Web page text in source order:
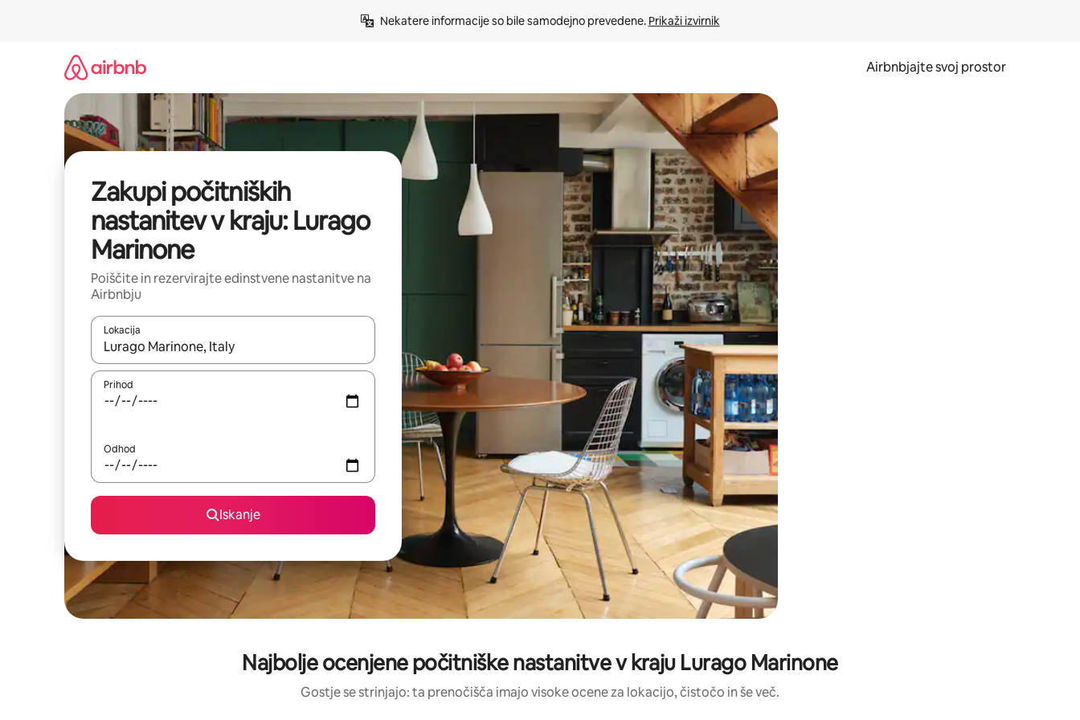
Nekatere informacije so bile samodejno prevedene. Prikaži izvirnik
Airbnbjajte svoj prostor
Zakupi počitniških
nastanitev v kraju: Lurago
Marinone
Poiščite in rezervirajte edinstvene nastanitve na
Airbnbju
Lokacija
Ko so rezultati na voljo, krmarite s puščičnima tipkama gor in dol ali pa raziskujte z dotikom ali podrsljajem.
Prihod
Odhod
Iskanje
Najbolje ocenjene počitniške nastanitve v kraju Lurago Marinone
Gostje se strinjajo: ta prenočišča imajo visoke ocene za lokacijo, čistočo in še več.